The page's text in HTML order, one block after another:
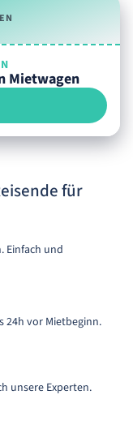
Mietwagen
für
Einfach und
24h vor Mietbeginn.
unsere Experten.